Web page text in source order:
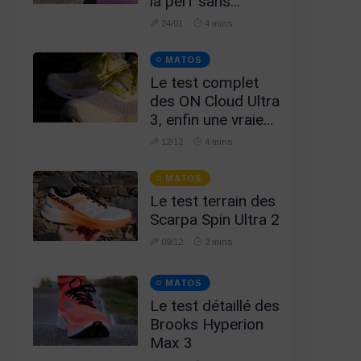
carbone !
24/01 4 mins
MATOS
Le test complet
des ON Cloud Ultra
3, enfin une vraie
chaussure d'Ultra ?
12/12 4 mins
MATOS
Le test terrain des
Scarpa Spin Ultra 2
09/12 2 mins
MATOS
Le test détaillé des
Brooks Hyperion
Max 3